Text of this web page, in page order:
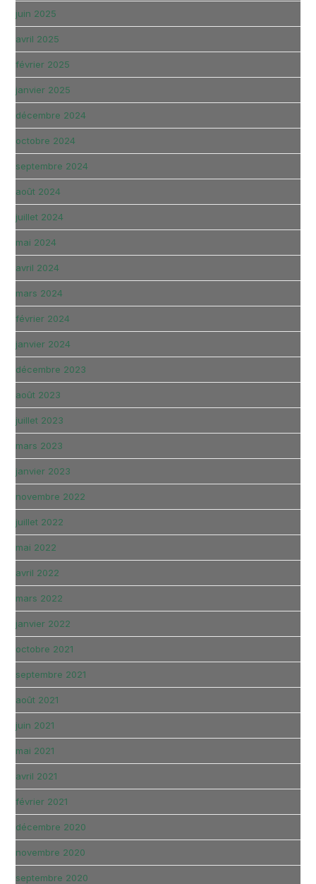
juin 2025
avril 2025
février 2025
janvier 2025
décembre 2024
octobre 2024
septembre 2024
août 2024
juillet 2024
mai 2024
avril 2024
mars 2024
février 2024
janvier 2024
décembre 2023
août 2023
juillet 2023
mars 2023
janvier 2023
novembre 2022
juillet 2022
mai 2022
avril 2022
mars 2022
janvier 2022
octobre 2021
septembre 2021
août 2021
juin 2021
mai 2021
avril 2021
février 2021
décembre 2020
novembre 2020
septembre 2020